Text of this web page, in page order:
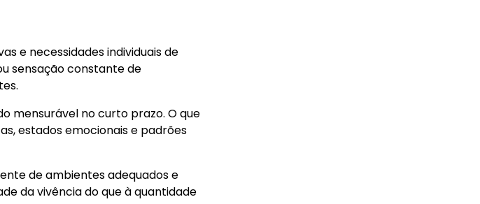
e necessidades individuais de
sensação constante de
mensurável no curto prazo. O que
estados emocionais e padrões
de ambientes adequados e
da vivência do que à quantidade